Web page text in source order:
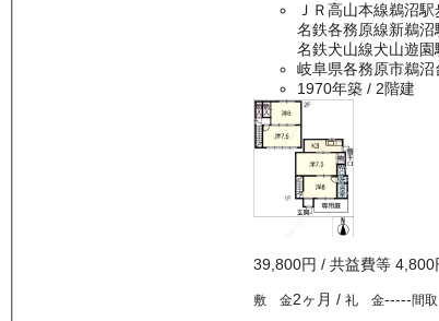
ＪＲ高山本線鵜沼
名鉄各務原線新鵜沼
名鉄犬山線犬山遊園
岐阜県各務原市鵜沼
1970年築 / 2階建
39,800円 / 共益費等 4,800
敷 金2ヶ月 / 礼 金-----間取